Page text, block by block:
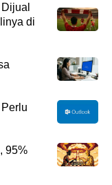
di
95%